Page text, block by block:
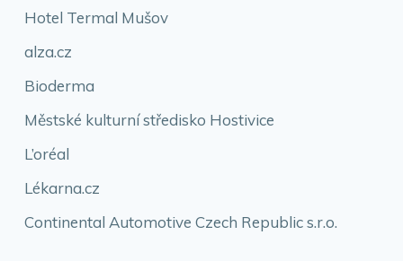
Hotel Termal Mušov
alza.cz
Bioderma
Městské kulturní středisko Hostivice
L’oréal
Lékarna.cz
Continental Automotive Czech Republic s.r.o.